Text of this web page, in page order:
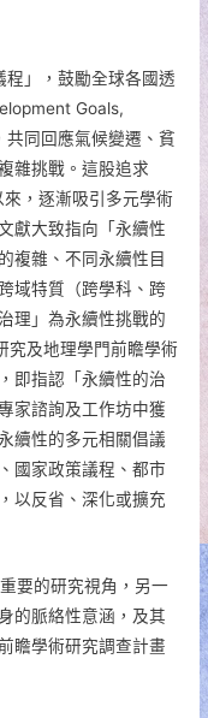
」，鼓勵全球各國透
Goals,
共同回應氣候變遷、貧
雜挑戰。這股追求
，逐漸吸引多元學術
獻大致指向「永續性
複雜、不同永續性目
域特質（跨學科、跨
理」為永續性挑戰的
究及地理學門前瞻學術
即指認「永續性的治
家諮詢及工作坊中獲
續性的多元相關倡議
國家政策議程、都市
以反省、深化或擴充
要的研究視角，另一
的脈絡性意涵，及其
瞻學術研究調查計畫